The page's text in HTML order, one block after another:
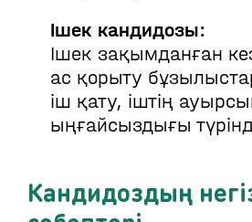
Ішек кандидозы:
Ішек зақымданған
ас қорыту
іш қату, іштің
ыңғайсыздығы
Кандидоздың